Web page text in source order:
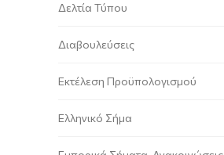
Δελτία Τύπου
Διαβουλεύσεις
Εκτέλεση Προϋπολογισμού
Ελληνικό Σήμα